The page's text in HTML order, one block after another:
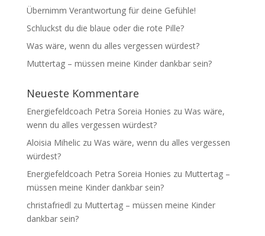
Übernimm Verantwortung für deine Gefühle!
Schluckst du die blaue oder die rote Pille?
Was wäre, wenn du alles vergessen würdest?
Muttertag – müssen meine Kinder dankbar sein?
Neueste Kommentare
Energiefeldcoach Petra Soreia Honies zu Was wäre,
wenn du alles vergessen würdest?
Aloisia Miheliczu Was wäre, wenn du alles vergessen
würdest?
Energiefeldcoach Petra Soreia Honies zu Muttertag –
müssen meine Kinder dankbar sein?
christafriedl zu Muttertag – müssen meine Kinder
dankbar sein?